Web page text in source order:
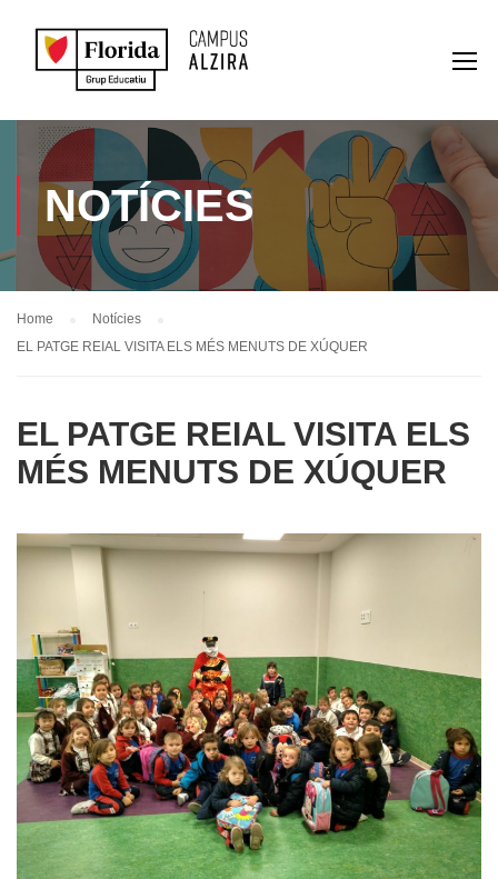
NOTÍCIES
Home
Notícies
EL PATGE REIAL VISITA ELS MÉS MENUTS DE XÚQUER
EL PATGE REIAL VISITA ELS
MÉS MENUTS DE XÚQUER